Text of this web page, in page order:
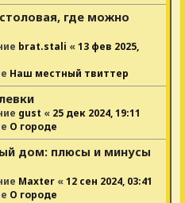
где можно
brat.stali «13 фев 2025,
Наш местный твиттер
gust « 25 дек 2024, 19:11
О городе
дом: плюсы и минусы
Maxter «12 сен 2024, 03:41
О городе